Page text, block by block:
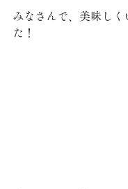
みなさんで、美味しく
た！